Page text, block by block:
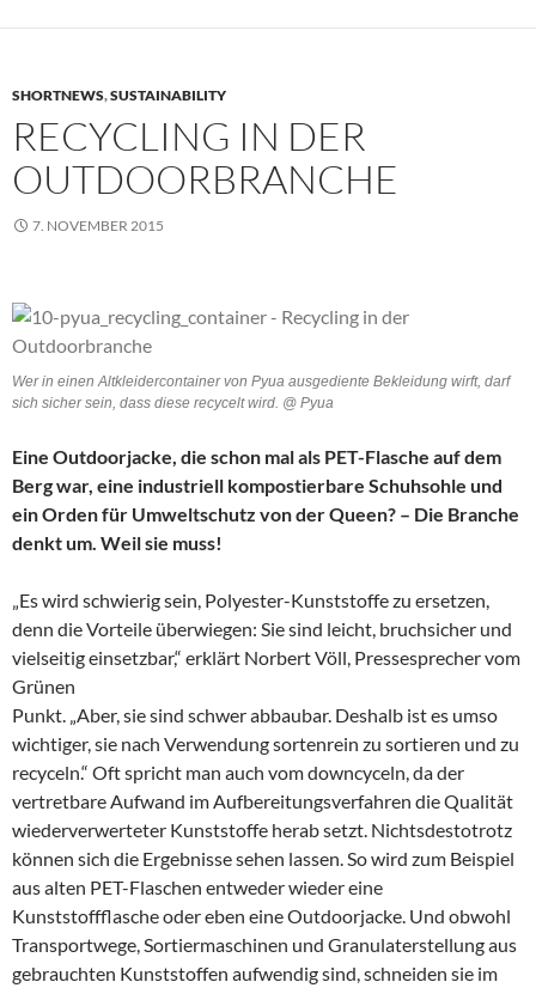
SHORTNEWS,SUSTAINABILITY
RECYCLING IN DER
OUTDOORBRANCHE
7. NOVEMBER 2015
Wer in einen Altkleidercontainer von Pyua ausgediente Bekleidung wirft, darf
sich sicher sein, dass diese recycelt wird. @ Pyua
Eine Outdoorjacke, die schon mal als PET-Flasche auf dem
Berg war, eine industriell kompostierbare Schuhsohle und
ein Orden für Umweltschutz von der Queen? – Die Branche
denkt um. Weil sie muss!
„Es wird schwierig sein, Polyester-Kunststoffe zu ersetzen,
denn die Vorteile überwiegen: Sie sind leicht, bruchsicher und
vielseitig einsetzbar,“ erklärt Norbert Völl, Pressesprecher vom
Grünen
Punkt. „Aber, sie sind schwer abbaubar. Deshalb ist es umso
wichtiger, sie nach Verwendung sortenrein zu sortieren und zu
recyceln.“ Oft spricht man auch vom downcyceln, da der
vertretbare Aufwand im Aufbereitungsverfahren die Qualität
wiederverwerteter Kunststoffe herab setzt. Nichtsdestotrotz
können sich die Ergebnisse sehen lassen. So wird zum Beispiel
aus alten PET-Flaschen entweder wieder eine
Kunststoffflasche oder eben eine Outdoorjacke. Und obwohl
Transportwege, Sortiermaschinen und Granulaterstellung aus
gebrauchten Kunststoffen aufwendig sind, schneiden sie im